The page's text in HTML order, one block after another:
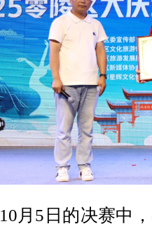
10月5日的决赛中